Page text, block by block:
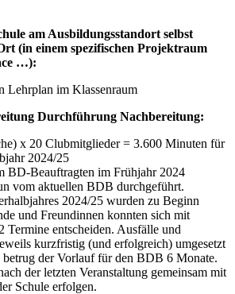
am Ausbildungsstandort selbst
(in einem spezifischen Projektraum
…):
Lehrplan im Klassenraum
Durchführung Nachbereitung:
x 20 Clubmitglieder = 3.600 Minuten für
2024/25
BD-Beauftragten im Frühjahr 2024
vom aktuellen BDB durchgeführt.
2024/25 wurden zu Beginn
und Freundinnen konnten sich mit
Termine entscheiden. Ausfälle und
kurzfristig (und erfolgreich) umgesetzt
betrug der Vorlauf für den BDB 6 Monate.
der letzten Veranstaltung gemeinsam mit
Schule erfolgen.